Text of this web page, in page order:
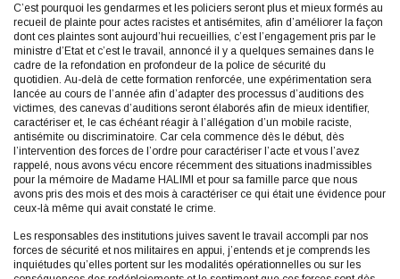
C’est pourquoi les gendarmes et les policiers seront plus et mieux formés au
recueil de plainte pour actes racistes et antisémites, afin d’améliorer la façon
dont ces plaintes sont aujourd’hui recueillies, c’est l’engagement pris par le
ministre d’Etat et c’est le travail, annoncé il y a quelques semaines dans le
cadre de la refondation en profondeur de la police de sécurité du
quotidien. Au-delà de cette formation renforcée, une expérimentation sera
lancée au cours de l’année afin d’adapter des processus d’auditions des
victimes, des canevas d’auditions seront élaborés afin de mieux identifier,
caractériser et, le cas échéant réagir à l’allégation d’un mobile raciste,
antisémite ou discriminatoire. Car cela commence dès le début, dès
l’intervention des forces de l’ordre pour caractériser l’acte et vous l’avez
rappelé, nous avons vécu encore récemment des situations inadmissibles
pour la mémoire de Madame HALIMI et pour sa famille parce que nous
avons pris des mois et des mois à caractériser ce qui était une évidence pour
ceux-là même qui avait constaté le crime.
Les responsables des institutions juives savent le travail accompli par nos
forces de sécurité et nos militaires en appui, j’entends et je comprends les
inquiétudes qu’elles portent sur les modalités opérationnelles ou sur les